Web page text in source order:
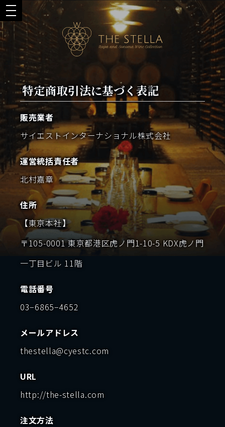
特定商取引法に基づく表記
販売業者
サイエストインターナショナル株式会社
運営統括責任者
北村嘉章
住所
【東京本社】
〒105-0001 東京都港区虎ノ門1-10-5 KDX虎ノ門
一丁目ビル 11階
電話番号
03−6865−4652
メールアドレス
thestella@cyestc.com
URL
http://the-stella.com
注文方法